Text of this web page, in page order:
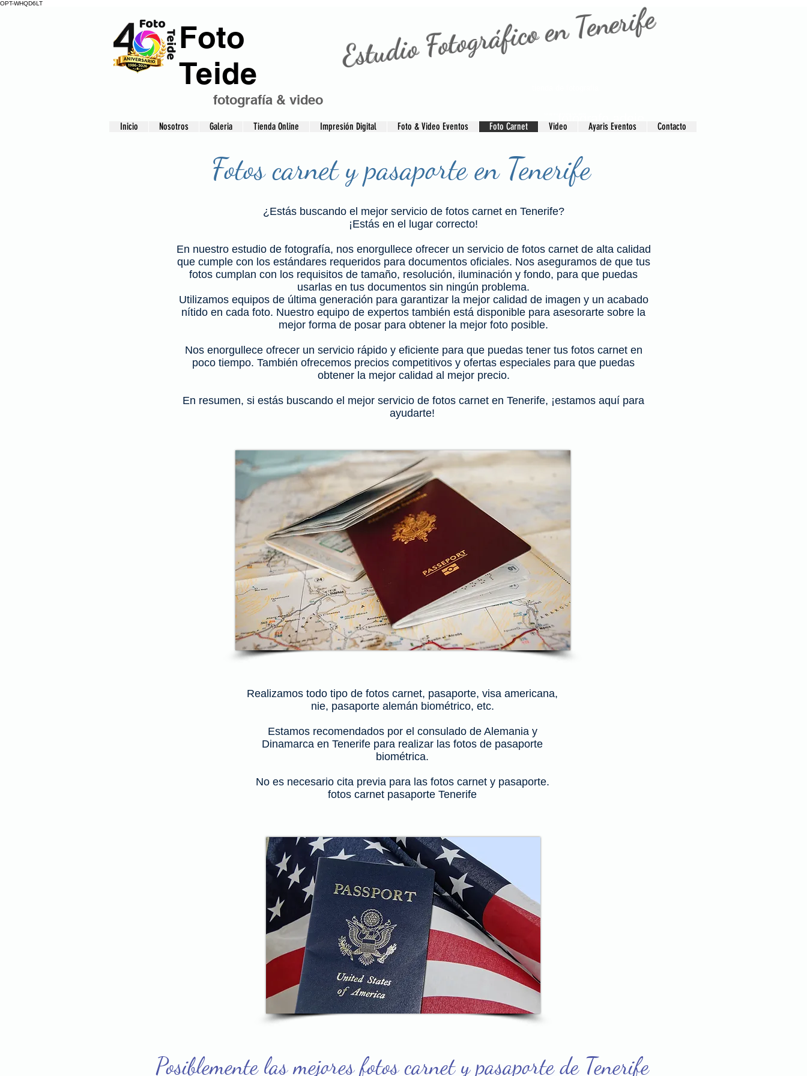
OPT-WHQD6LT
Foto
Teide
fotografía & video
Estudio Fotográfico en Tenerife
fotografo tenerife
fotografo adeje
Inicio Nosotros Galeria Tienda Online Impresión Digital Foto & Video Eventos Foto Carnet Video Ayaris Eventos Contacto
Fotos carnet y pasaporte en Tenerife
foto teide
pasaporte biometrico aleman
Fotos carnet pasaporte tenerife
fotografo adeje
¿Estás buscando el mejor servicio de fotos carnet en Tenerife?
¡Estás en el lugar correcto!
En nuestro estudio de fotografía, nos enorgullece ofrecer un servicio de fotos carnet de alta calidad
que cumple con los estándares requeridos para documentos oficiales. Nos aseguramos de que tus
fotos cumplan con los requisitos de tamaño, resolución, iluminación y fondo, para que puedas
usarlas en tus documentos sin ningún problema.
Utilizamos equipos de última generación para garantizar la mejor calidad de imagen y un acabado
nítido en cada foto. Nuestro equipo de expertos también está disponible para asesorarte sobre la
mejor forma de posar para obtener la mejor foto posible.
Nos enorgullece ofrecer un servicio rápido y eficiente para que puedas tener tus fotos carnet en
poco tiempo. También ofrecemos precios competitivos y ofertas especiales para que puedas
obtener la mejor calidad al mejor precio.
En resumen, si estás buscando el mejor servicio de fotos carnet en Tenerife, ¡estamos aquí para
ayudarte!
Realizamos todo tipo de fotos carnet, pasaporte, visa americana,
nie, pasaporte alemán biométrico, etc.
Estamos recomendados por el consulado de Alemania y
Dinamarca en Tenerife para realizar las fotos de pasaporte
biométrica.
No es necesario cita previa para las fotos carnet y pasaporte.
fotos carnet pasaporte Tenerife
Posiblemente las mejores fotos carnet y pasaporte de Tenerife